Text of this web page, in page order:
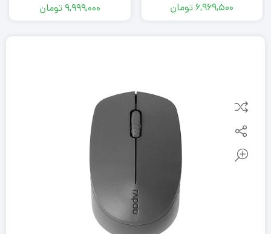
6,969,500 تومان 9,999,000تومان